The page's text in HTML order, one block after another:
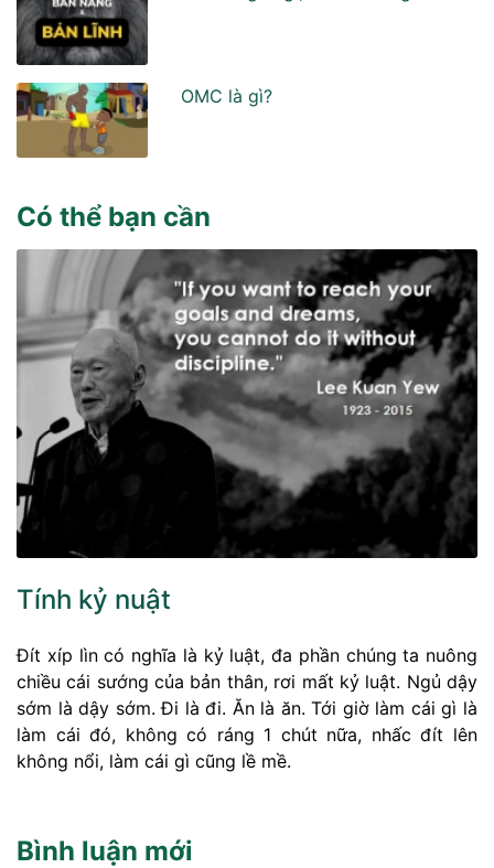
OMC là gì?
Có thể bạn cần
Tính kỷ nuật
Đít xíp lìn có nghĩa là kỷ luật, đa phần chúng ta nuông
chiều cái sướng của bản thân, rơi mất kỷ luật. Ngủ dậy
sớm là dậy sớm. Đi là đi. Ăn là ăn. Tới giờ làm cái gì là
làm cái đó, không có ráng 1 chút nữa, nhấc đít lên
không nổi, làm cái gì cũng lề mề.
Bình luận mới